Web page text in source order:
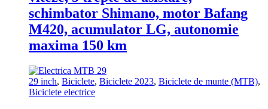
schimbator Shimano, motor Bafang
M420, acumulator LG, autonomie
maxima 150 km
29 inch, Biciclete, Biciclete 2023, Biciclete de munte (MTB),
Biciclete electrice